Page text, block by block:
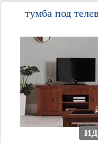
тумба под
ИД